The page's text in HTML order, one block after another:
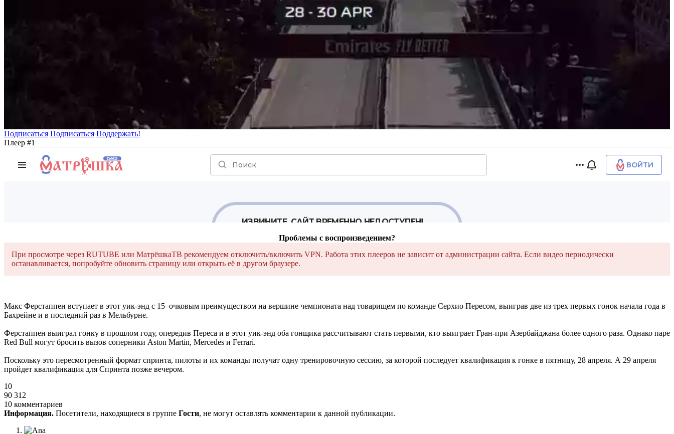
Подписаться Подписаться Поддержать!
Плеер #1
Проблемы с воспроизведением?
При просмотре через RUTUBE или МатрёшкаТВ рекомендуем отключить/включить VPN. Работа этих плееров не зависит от администрации сайта. Если видео периодически
останавливается, попробуйте обновить страницу или открыть её в другом браузере.
Макс Ферстаппен вступает в этот уик-энд с 15–очковым преимуществом на вершине чемпионата над товарищем по команде Серхио Пересом, выиграв две из трех первых гонок начала года в
Бахрейне и в последний раз в Мельбурне.
Ферстаппен выиграл гонку в прошлом году, опередив Переса и в этот уик-энд оба гонщика рассчитывают стать первыми, кто выиграет Гран-при Азербайджана более одного раза. Однако паре
Red Bull могут бросить вызов соперники Aston Martin, Mercedes и Ferrari.
Поскольку это пересмотренный формат спринта, пилоты и их команды получат одну тренировочную сессию, за которой последует квалификация к гонке в пятницу, 28 апреля. А 29 апреля
пройдет квалификация для Спринта позже вечером.
10
90 312
10 комментариев
Информация. Посетители, находящиеся в группе Гости, не могут оставлять комментарии к данной публикации.